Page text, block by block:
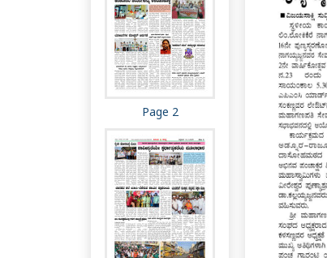
Page 2